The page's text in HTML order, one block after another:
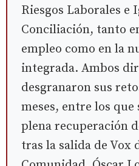
Riesgos Laborales e
Conciliación, tanto
empleo como en la
integrada. Ambos
desgranaron sus
meses, entre los que
plena recuperación
tras la salida de Vox